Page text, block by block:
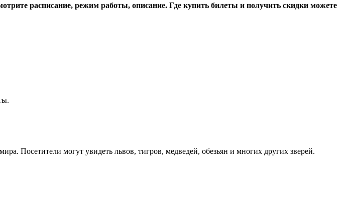
расписание, режим работы, описание. Где купить билеты и получить скидки можете
Посетители могут увидеть львов, тигров, медведей, обезьян и многих других зверей.